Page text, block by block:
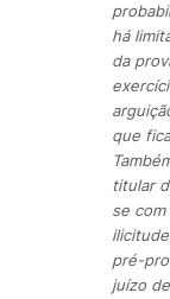
há
da
que
titular
se
pré-
juízo